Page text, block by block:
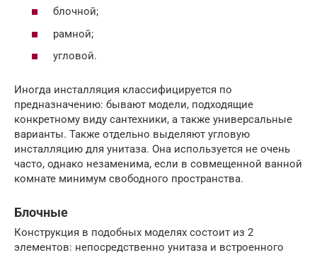
блочной;
рамной;
угловой.
Иногда инсталляция классифицируется по
предназначению: бывают модели, подходящие
конкретному виду сантехники, а также универсальные
варианты. Также отдельно выделяют угловую
инсталляцию для унитаза. Она используется не очень
часто, однако незаменима, если в совмещенной ванной
комнате минимум свободного пространства.
Блочные
Конструкция в подобных моделях состоит из 2
элементов: непосредственно унитаза и встроенного